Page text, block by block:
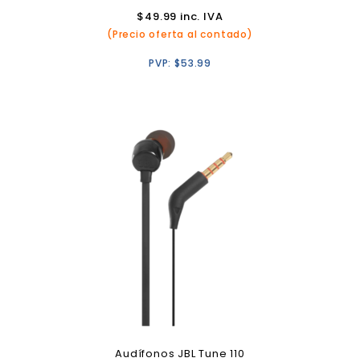
$49.99 inc. IVA
(Precio oferta al contado)
PVP:$53.99
Audífonos JBL Tune 110